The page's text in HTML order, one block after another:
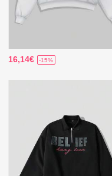
16,14€ -15%